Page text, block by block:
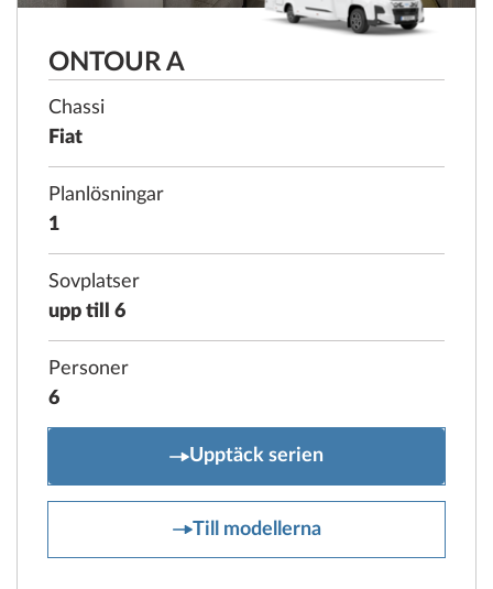
ONTOUR A
Chassi
Fiat
Planlösningar
1
Sovplatser
upp till 6
Personer
6
ONTOUR A
Upptäck serien
Till modellerna
ONTOUR A